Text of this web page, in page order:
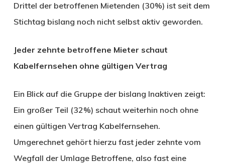
Drittel der betroffenen Mietenden (30%) ist seit dem
Stichtag bislang noch nicht selbst aktiv geworden.
Jeder zehnte betroffene Mieter schaut
Kabelfernsehen ohne gültigen Vertrag
Ein Blick auf die Gruppe der bislang Inaktiven zeigt:
Ein großer Teil (32%) schaut weiterhin noch ohne
einen gültigen Vertrag Kabelfernsehen.
Umgerechnet gehört hierzu fast jeder zehnte vom
Wegfall der Umlage Betroffene, also fast eine